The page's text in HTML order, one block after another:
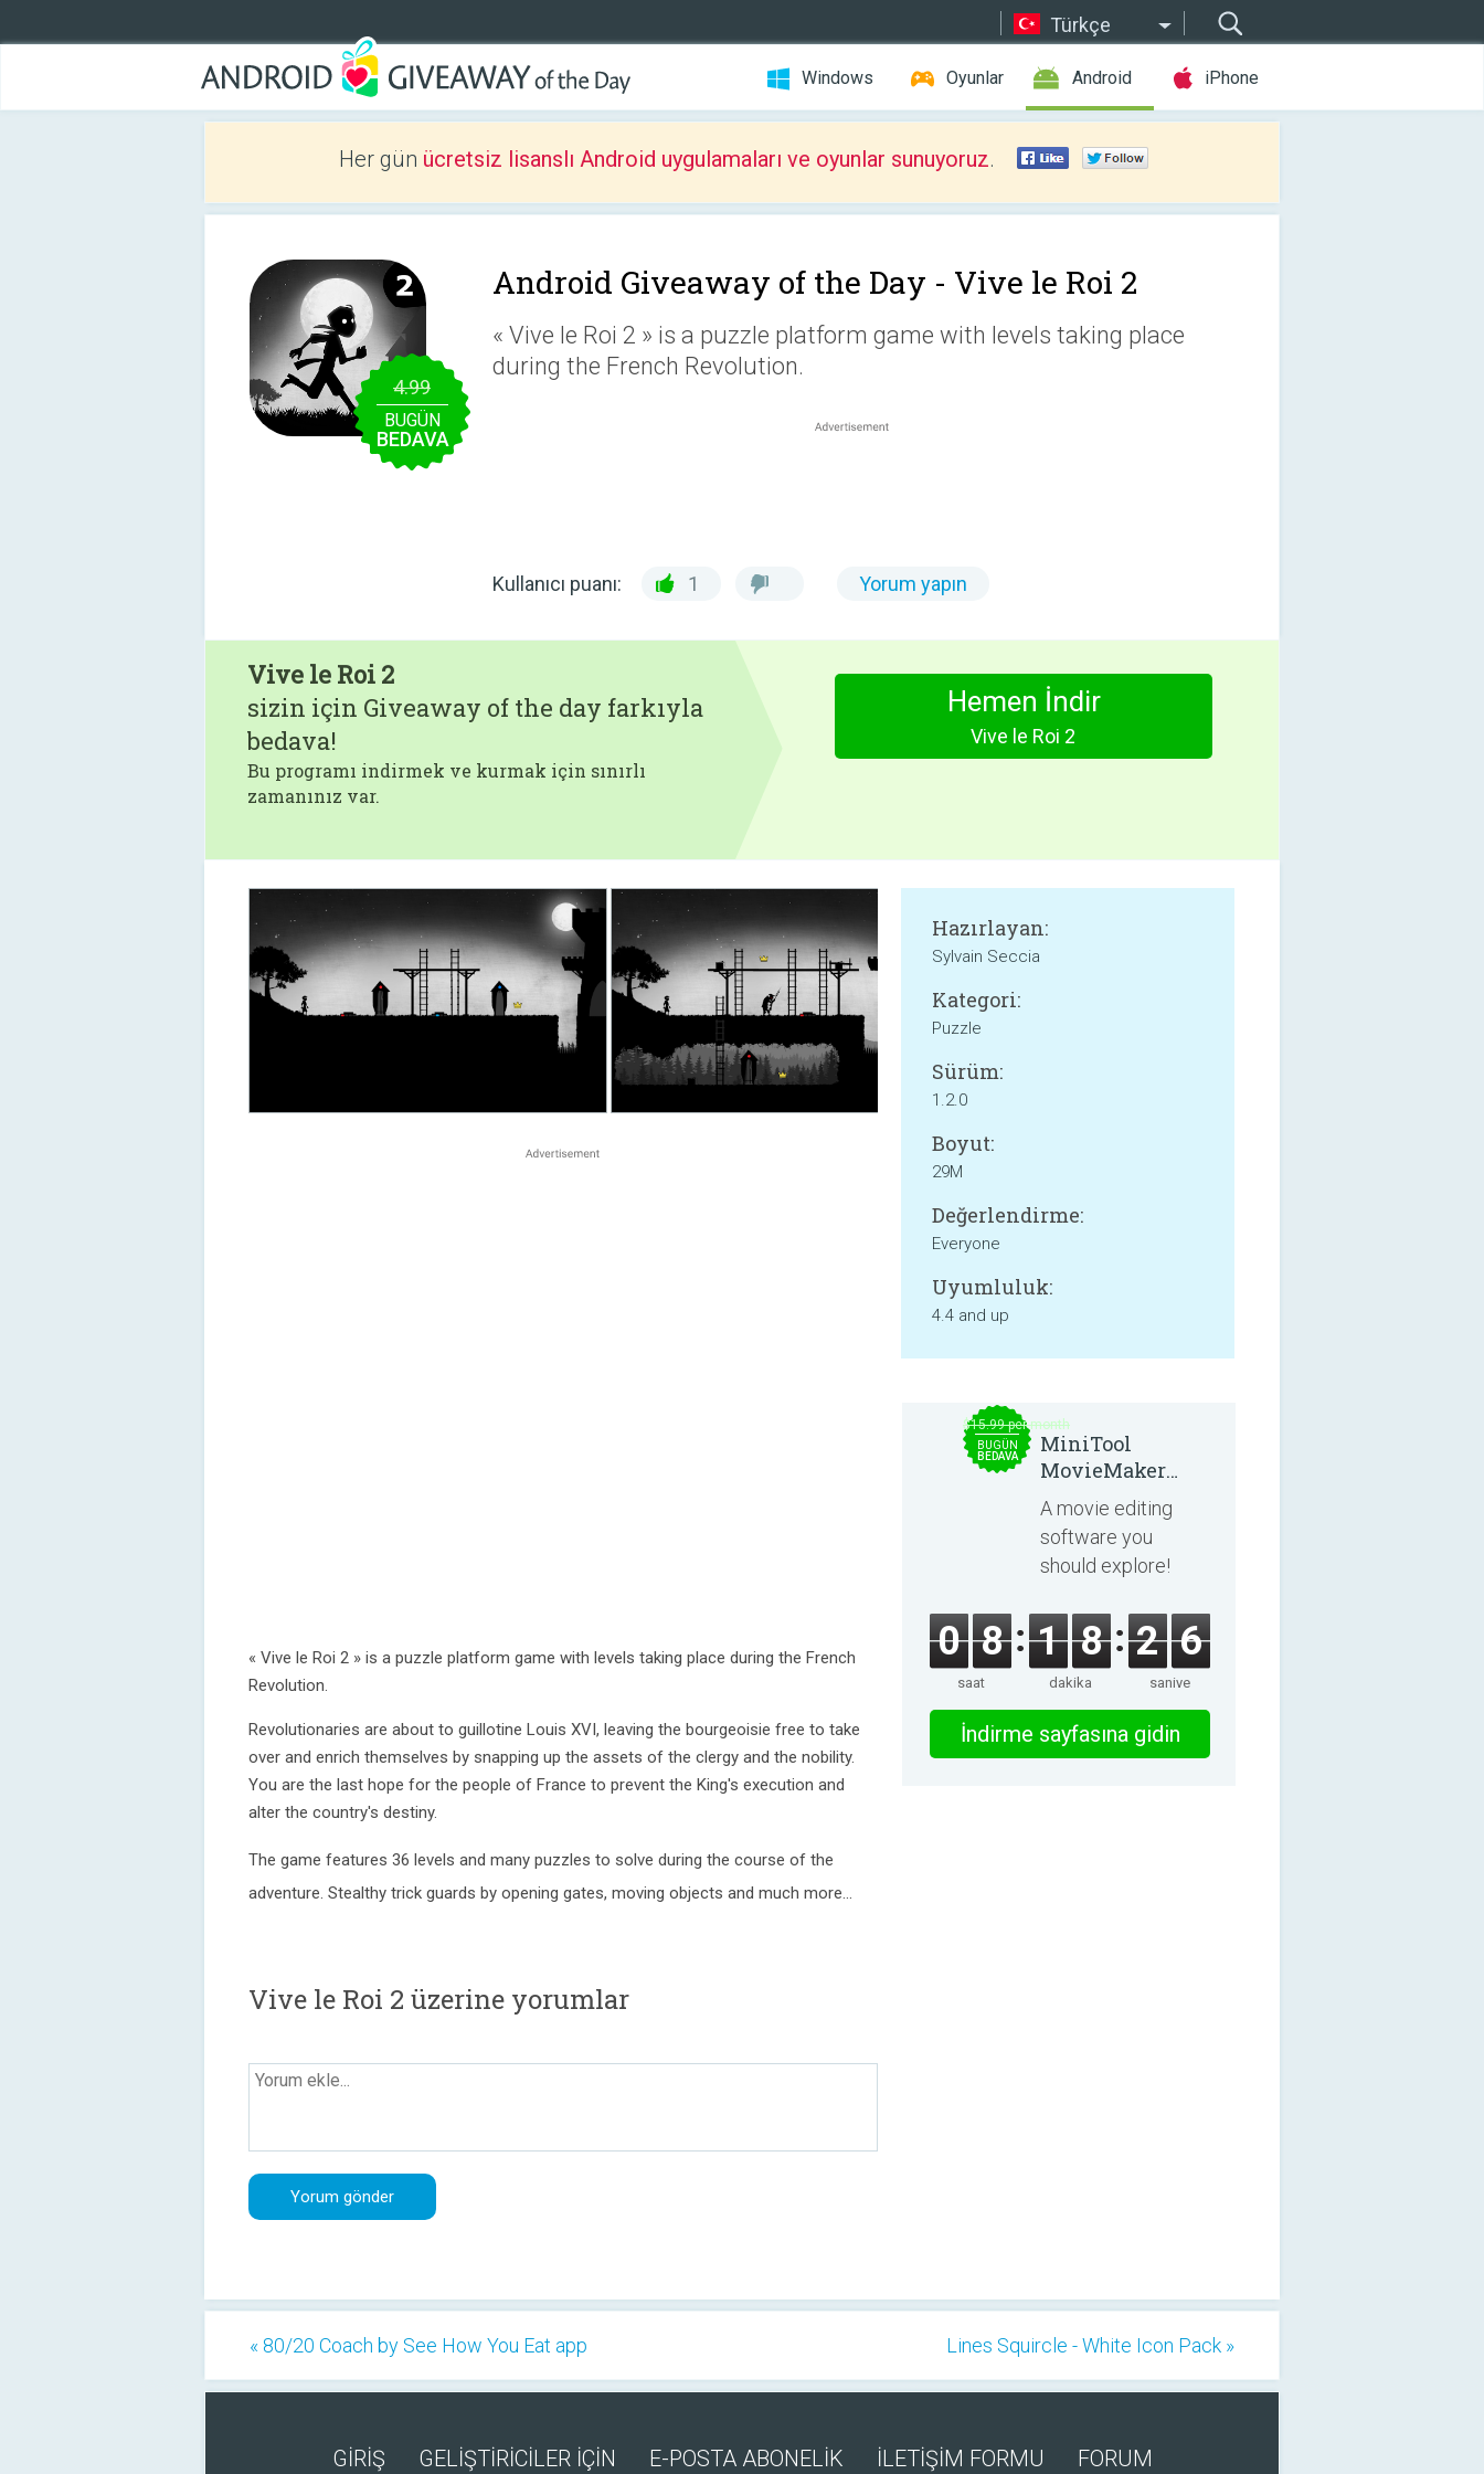
Türkçe
Windows Oyunlar Android iPhone
Her gün ücretsiz lisanslı Android uygulamaları ve oyunlar sunuyoruz.
4.99
BUGÜN
BEDAVA
Android Giveaway of the Day - Vive le Roi 2
« Vive le Roi 2 » is a puzzle platform game with levels taking place
during the French Revolution.
Kullanıcı puanı: 1 Yorum yapın
Vive le Roi 2
sizin için Giveaway of the day farkıyla
bedava!
Bu programı indirmek ve kurmak için sınırlı
zamanınız var.
Hemen İndir
Vive le Roi 2
« Vive le Roi 2 » is a puzzle platform game with levels taking place during the French
Revolution.
Revolutionaries are about to guillotine Louis XVI, leaving the bourgeoisie free to take
over and enrich themselves by snapping up the assets of the clergy and the nobility.
You are the last hope for the people of France to prevent the King's execution and
alter the country's destiny.
The game features 36 levels and many puzzles to solve during the course of the
adventure. Stealthy trick guards by opening gates, moving objects and much more...
Hazırlayan:
Sylvain Seccia
Kategori:
Puzzle
Sürüm:
1.2.0
Boyut:
29M
Değerlendirme:
Everyone
Uyumluluk:
4.4 and up
Vive le Roi 2 üzerine yorumlar
$15.99 per month
BUGÜN
BEDAVA
MiniTool
MovieMaker
8.8.0
A movie editing
software you
should explore!
0 8
saat
1 8
dakika
2 6
saniye
İndirme sayfasına gidin
« 80/20 Coach by See How You Eat app Lines Squircle - White Icon Pack »
GİRİŞ GELİŞTİRİCİLER İÇİN E-POSTA ABONELİK İLETİŞİM FORMU FORUM